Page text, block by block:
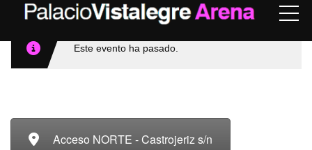
Este evento ha pasado.
Acceso NORTE - Castrojeriz s/n